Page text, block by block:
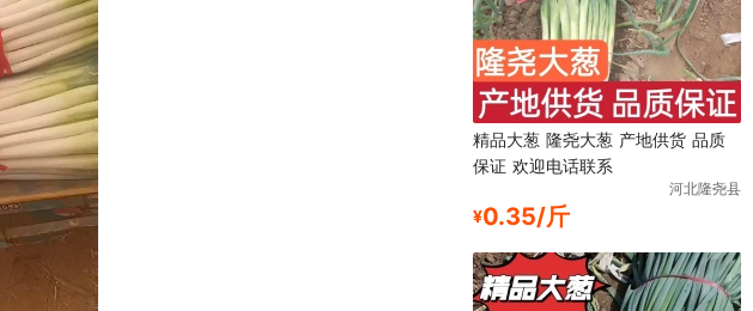
精品大葱 隆尧大葱 产地供货 品质
保证 欢迎电话联系
河北隆尧县
¥0.35/斤